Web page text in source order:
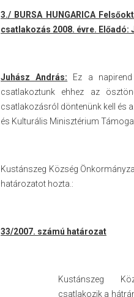
3./ BURSA HUNGARICA
csatlakozás 2008. évre.
Juhász András: Ez a
csatlakoztunk ehhez az
csatlakozásról döntenünk kell és
és Kulturális Minisztérium
Kustánszeg Község
határozatot hozta.:
33/2007. számú határozat
Kustánszeg
csatlakozik a